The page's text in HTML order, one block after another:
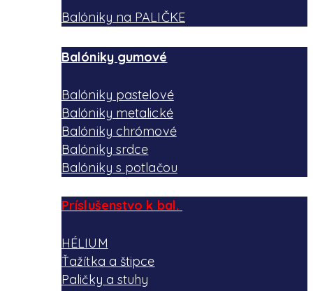
Balóniky na PALIČKE
Balóniky gumové
Balóniky pastelové
Balóniky metalické
Balóniky chrómové
Balóniky srdce
Balóniky s potlačou
Príslušenstvo k bal.
HÉLIUM
Ťažítka a štipce
Paličky a stuhy